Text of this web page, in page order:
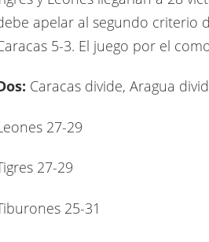
apelar al segundo criterio
5-3. El juego por el
Caracas divide, Aragua
27-29
27-29
25-31